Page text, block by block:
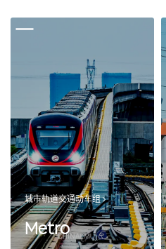
城市轨道交通动车组
Metro